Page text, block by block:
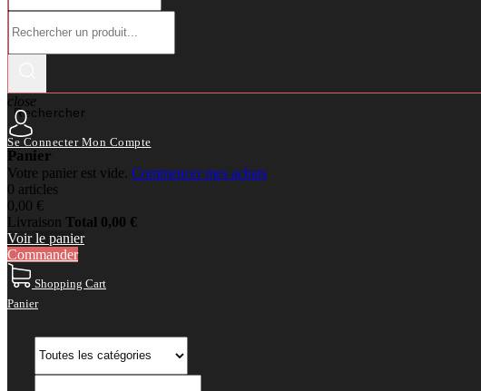
Rechercher
close
Se Connecter Mon Compte
Panier
Votre panier est vide. Commencer mes achats
0 articles
0,00 €
Livraison Total 0,00 €
Voir le panier
Commander
Shopping Cart
Panier